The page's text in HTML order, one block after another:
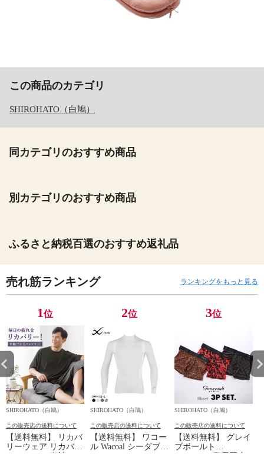
この商品のカテゴリ
SHIROHATO（白鳩）
同カテゴリのおすすめ商品
別カテゴリのおすすめ商品
ふるさと納税百選のおすすめ返礼品
売れ筋ランキング ランキングをもっと見る
1位
SHIROHATO（白鳩）
この販売店の送料について
【送料無料】 リカバ
リーウェア リカバリ
2位
SHIROHATO（白鳩）
この販売店の送料について
【送料無料】 ワコー
ル Wacoal シーダブリ
3位
SHIROHATO（白鳩）
この販売店の送料について
【送料無料】 グレイ
ブボールト